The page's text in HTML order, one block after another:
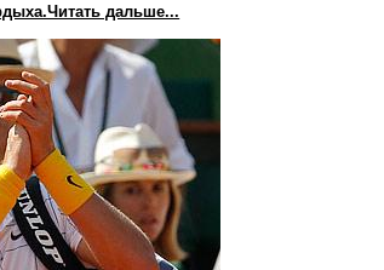
дальше...